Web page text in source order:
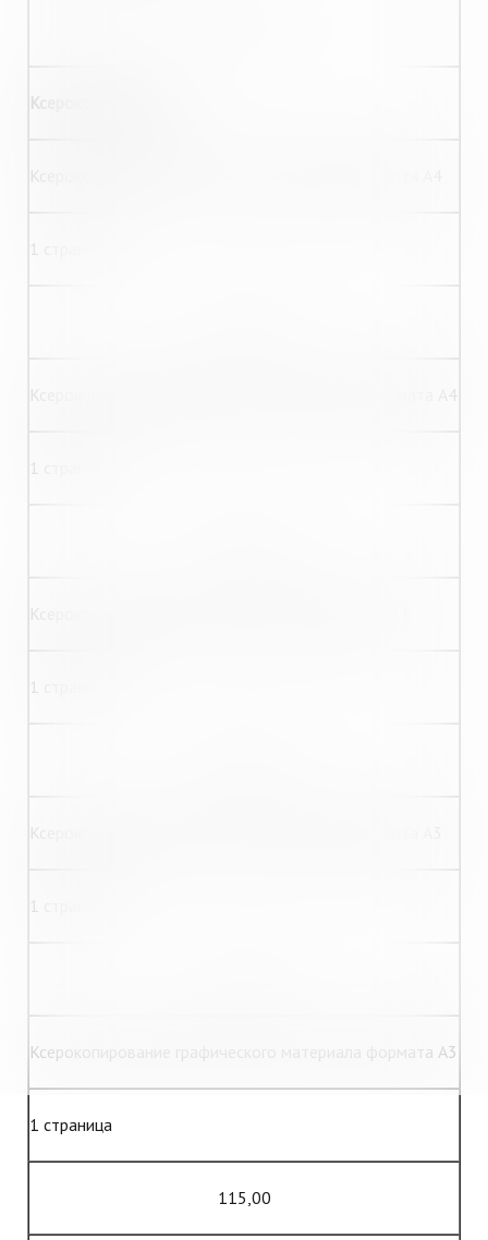
Ксерокопирование:
Ксерокопирование текстового документа формата А4
1 страница
Ксерокопирование графического материала формата А4
1 страница
Ксерокопирование газеты в переплете формат А4
1 страница
Ксерокопирование текстового документа формата А3
1 страница
Ксерокопирование графического материала формата А3
1 страница
115,00